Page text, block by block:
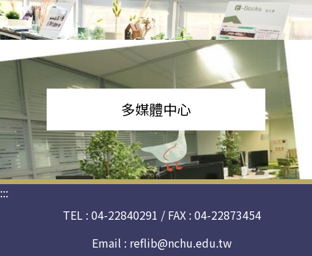
多媒體中心
:::
TEL : 04-22840291 / FAX : 04-22873454
Email : reflib@nchu.edu.tw